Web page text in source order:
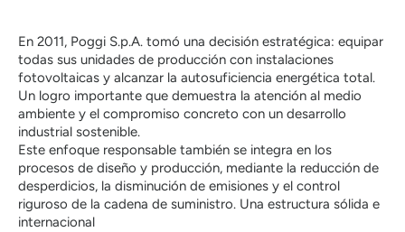
En 2011, Poggi S.p.A. tomó una decisión estratégica: equipar
todas sus unidades de producción con instalaciones
fotovoltaicas y alcanzar la autosuficiencia energética total.
Un logro importante que demuestra la atención al medio
ambiente y el compromiso concreto con un desarrollo
industrial sostenible.
Este enfoque responsable también se integra en los
procesos de diseño y producción, mediante la reducción de
desperdicios, la disminución de emisiones y el control
riguroso de la cadena de suministro. Una estructura sólida e
internacional